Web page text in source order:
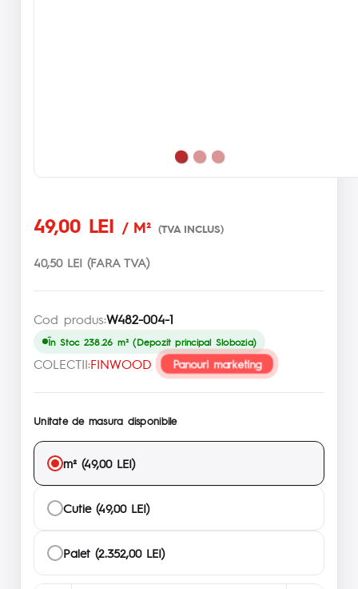
49,00 LEI / M² (TVA INCLUS)
40,50 LEI (FARA TVA)
Cod produs:W482-004-1
În Stoc 238.26 m² (Depozit principal Slobozia)
COLECTII:FINWOOD Panouri marketing
Unitate de masura disponibile
m² (49,00 LEI)
Cutie (49,00 LEI)
Palet (2.352,00 LEI)